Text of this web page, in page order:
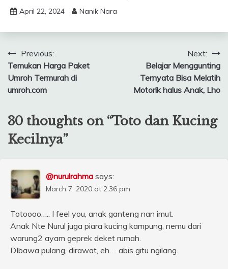
April 22, 2024 Nanik Nara
Post
navigation
Previous:
Temukan Harga Paket
Umroh Termurah di
umroh.com
Next:
Belajar Menggunting
Ternyata Bisa Melatih
Motorik halus Anak, Lho
30 thoughts on “Toto dan Kucing
Kecilnya”
@nurulrahma says:
March 7, 2020 at 2:36 pm
Totoooo….. I feel you, anak ganteng nan imut.
Anak Nte Nurul juga piara kucing kampung, nemu dari
warung2 ayam geprek deket rumah.
DIbawa pulang, dirawat, eh…. abis gitu ngilang.